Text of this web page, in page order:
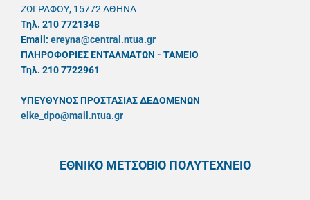
ΖΩΓΡΑΦΟΥ, 15772 ΑΘΗΝΑ
Τηλ. 210 7721348
Email: ereyna@central.ntua.gr
ΠΛΗΡΟΦΟΡΙΕΣ ΕΝΤΑΛΜΑΤΩΝ - ΤΑΜΕΙΟ
Τηλ. 210 7722961
ΥΠΕΥΘYΝΟΣ ΠΡΟΣΤΑΣΙΑΣ ΔΕΔΟΜΕΝΩΝ
elke_dpo@mail.ntua.gr
ΕΘΝΙΚΟ ΜΕΤΣΟΒΙΟ ΠΟΛΥΤΕΧΝΕΙΟ